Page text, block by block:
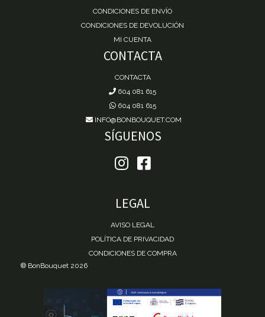
CONDICIONES DE ENVÍO
CONDICIONES DE DEVOLUCIÓN
MI CUENTA
CONTACTA
CONTACTA
604 081 615
604 081 615
INFO@BONBOUQUET.COM
SÍGUENOS
LEGAL
AVISO LEGAL
POLÍTICA DE PRIVACIDAD
CONDICIONES DE COMPRA
® BonBouquet 2026